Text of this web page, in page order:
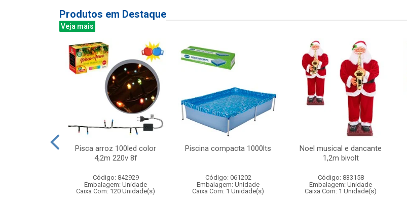
Produtos em Destaque
Veja mais
Pisca arroz 100led color
4,2m 220v 8f
Código: 842929
Embalagem: Unidade
Caixa Com: 120 Unidade(s)
Piscina compacta 1000lts
Código: 061202
Embalagem: Unidade
Caixa Com: 1 Unidade(s)
Noel musical e dancante
1,2m bivolt
Código: 833158
Embalagem: Unidade
Caixa Com: 1 Unidade(s)